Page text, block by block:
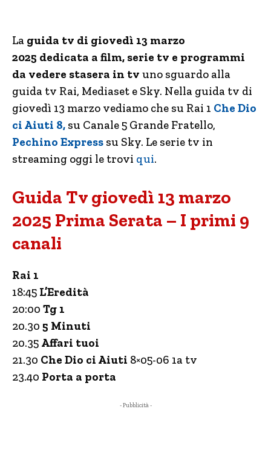
La guida tv di giovedì 13 marzo
2025 dedicata a film, serie tv e programmi
da vedere stasera in tv uno sguardo alla
guida tv Rai, Mediaset e Sky. Nella guida tv di
giovedì 13 marzo vediamo che su Rai 1 Che Dio
ci Aiuti 8, su Canale 5 Grande Fratello,
Pechino Express su Sky. Le serie tv in
streaming oggi le trovi qui.
Guida Tv giovedì 13 marzo
2025 Prima Serata – I primi 9
canali
Rai 1
18:45 L’Eredità
20:00 Tg 1
20.30 5 Minuti
20.35 Affari tuoi
21.30 Che Dio ci Aiuti 8×05-06 1a tv
23.40 Porta a porta
- Pubblicità -